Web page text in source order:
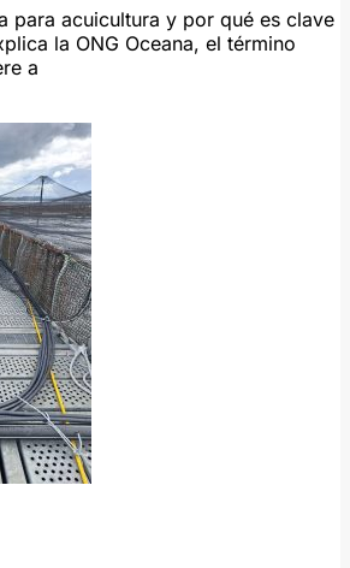
para acuicultura y por qué es clave
la ONG Oceana, el término
a